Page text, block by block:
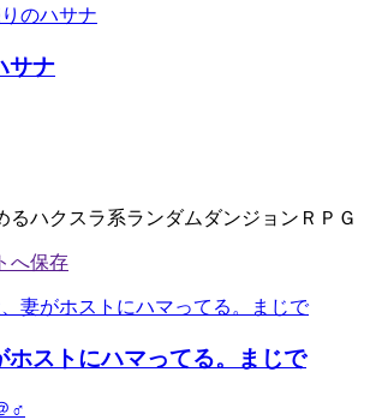
サナ
るハクスラ系ランダムダンジョンＲＰＧ
ホストにハマってる。まじで
♂